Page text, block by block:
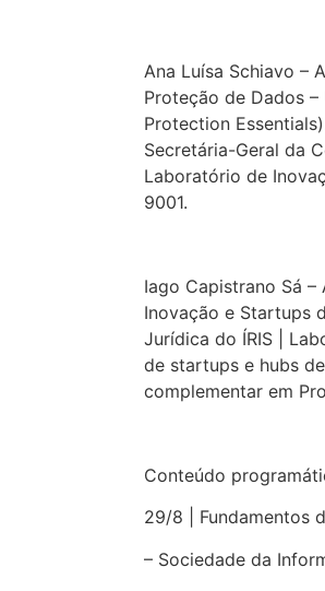
Ana Luísa Schiavo –
Proteção de Dados
Protection
Secretária-Geral da
Laboratório de
9001.
Iago Capistrano Sá
Inovação e Startups
Jurídica do ÍRIS |
de startups e hubs
complementar em
Conteúdo
29/8 | Fundamentos
– Sociedade da